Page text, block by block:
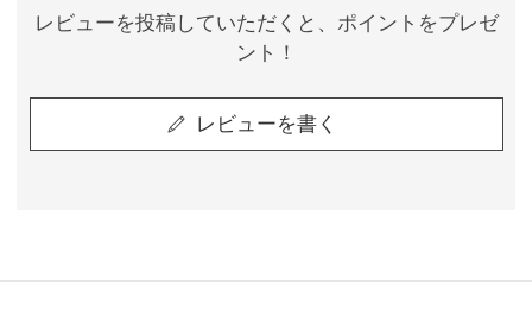
レビューを投稿していただくと、ポイントをプレゼ
ント！
レビューを書く